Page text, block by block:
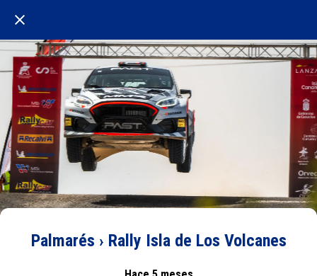
Palmarés › Rally Isla de Los Volcanes